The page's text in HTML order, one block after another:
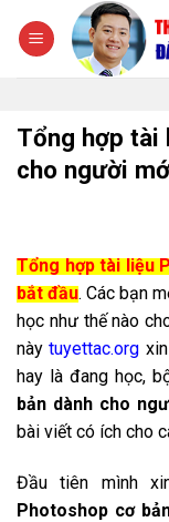
đến
Tổng hợp tài
cho người
Tổng hợp tài liệu
bắt đầu. Các bạn
học như thế nào
nàytuyettac.org
hay là đang học,
bản dành cho
bài viết có ích cho
Đầu tiên mình
Photoshop cơ